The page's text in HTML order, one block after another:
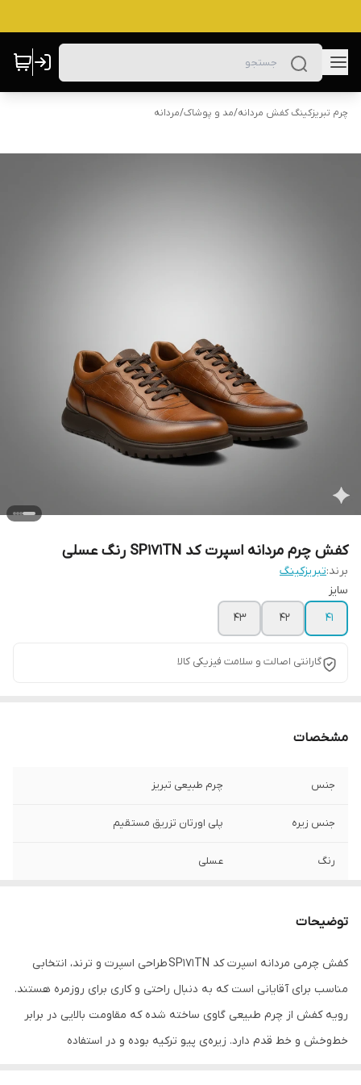
چرم تبریزکینگ کفش مردانه/مد و پوشاک/مردانه
کفش چرم مردانه اسپرت کد SP171TN رنگ عسلی
برند:تبریزکینگ
سایز
41
42
43
گارانتی اصالت و سلامت فیزیکی کالا
مشخصات
جنس چرم طبیعی تبریز
جنس زیره پلی اورتان تزریق مستقیم
رنگ عسلی
توضیحات
کفش چرمی مردانه اسپرت کد SP171TN طراحی اسپرت و ترند، انتخابی
مناسب برای آقایانی است که به دنبال راحتی و کاری برای روزمره هستند.
رویه کفش از چرم طبیعی گاوی ساخته شده که مقاومت بالایی در برابر
خط‌وخش و خط قدم دارد. زیره‌ی پیو ترکیه بوده و در استفاده